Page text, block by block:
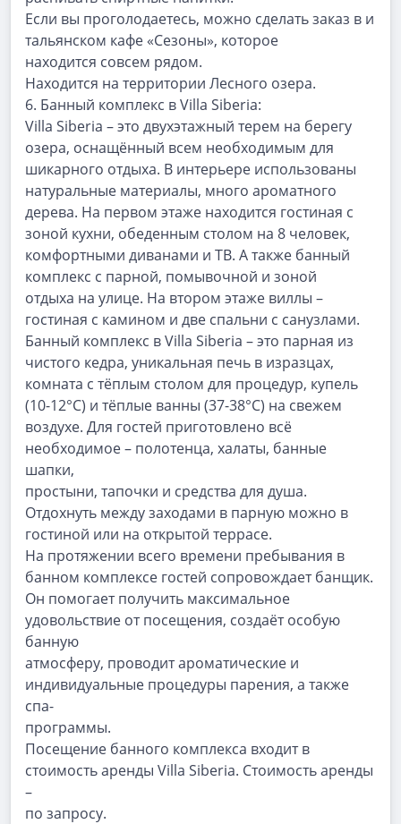
Если вы проголодаетесь, можно сделатьзаказ в и
тальянском кафе «Сезоны», которое
находится совсем рядом.
Находится на территории Лесного озера.
6. Банный комплекс в Villa Siberia:
Villa Siberia – это двухэтажный терем на берегу
озера, оснащённый всем необходимым для
шикарного отдыха. В интерьере использованы
натуральные материалы, много ароматного
дерева. На первом этаже находится гостиная с
зоной кухни, обеденным столом на 8 человек,
комфортными диванами и ТВ. А также банный
комплекс с парной, помывочной и зоной
отдыха на улице. На втором этаже виллы –
гостиная с камином и две спальни с санузлами.
Банный комплекс в Villa Siberia – это парная из
чистого кедра, уникальная печь в изразцах,
комната с тёплым столом для процедур, купель
(10-12°C) и тёплые ванны (37-38°C) на свежем
воздухе. Для гостей приготовлено всё
необходимое – полотенца, халаты, банные
шапки,
простыни, тапочки и средства для душа.
Отдохнуть между заходами в парную можно в
гостиной или на открытой террасе.
На протяжении всего времени пребывания в
банном комплексе гостей сопровождает банщик.
Он помогает получить максимальное
удовольствие от посещения, создаёт особую
банную
атмосферу, проводит ароматические и
индивидуальные процедуры парения, а также
спа-
программы.
Посещение банного комплекса входит в
стоимость аренды Villa Siberia. Стоимость аренды
–
по запросу.